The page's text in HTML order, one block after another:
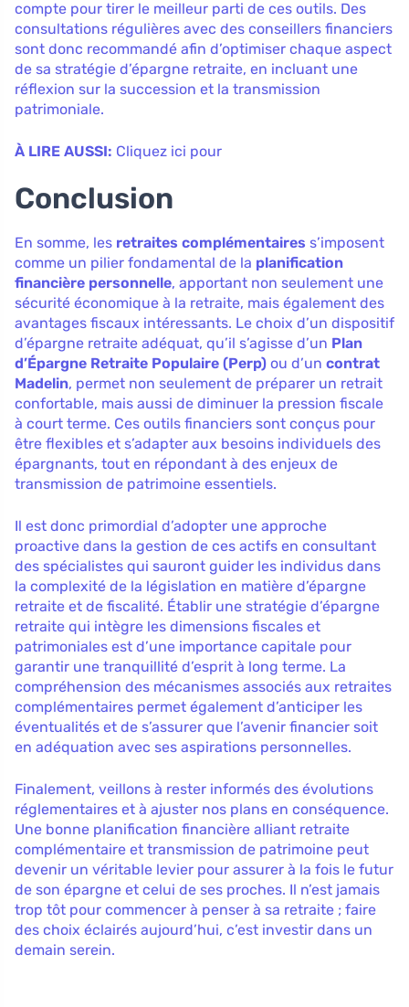
compte pour tirer le meilleur parti de ces outils. Des
consultations régulières avec des conseillers financiers
sont donc recommandé afin d’optimiser chaque aspect
de sa stratégie d’épargne retraite, en incluant une
réflexion sur la succession et la transmission
patrimoniale.
À LIRE AUSSI: Cliquez ici pour
Conclusion
En somme, les retraites complémentaires s’imposent
comme un pilier fondamental de la planification
financière personnelle, apportant non seulement une
sécurité économique à la retraite, mais également des
avantages fiscaux intéressants. Le choix d’un dispositif
d’épargne retraite adéquat, qu’il s’agisse d’un Plan
d’Épargne Retraite Populaire (Perp) ou d’un contrat
Madelin, permet non seulement de préparer un retrait
confortable, mais aussi de diminuer la pression fiscale
à court terme. Ces outils financiers sont conçus pour
être flexibles et s’adapter aux besoins individuels des
épargnants, tout en répondant à des enjeux de
transmission de patrimoine essentiels.
Il est donc primordial d’adopter une approche
proactive dans la gestion de ces actifs en consultant
des spécialistes qui sauront guider les individus dans
la complexité de la législation en matière d’épargne
retraite et de fiscalité. Établir une stratégie d’épargne
retraite qui intègre les dimensions fiscales et
patrimoniales est d’une importance capitale pour
garantir une tranquillité d’esprit à long terme. La
compréhension des mécanismes associés aux retraites
complémentaires permet également d’anticiper les
éventualités et de s’assurer que l’avenir financier soit
en adéquation avec ses aspirations personnelles.
Finalement, veillons à rester informés des évolutions
réglementaires et à ajuster nos plans en conséquence.
Une bonne planification financière alliant retraite
complémentaire et transmission de patrimoine peut
devenir un véritable levier pour assurer à la fois le futur
de son épargne et celui de ses proches. Il n’est jamais
trop tôt pour commencer à penser à sa retraite ; faire
des choix éclairés aujourd’hui, c’est investir dans un
demain serein.